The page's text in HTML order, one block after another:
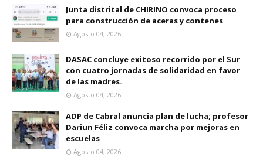
Junta distrital de CHIRINO convoca proceso
para construcción de aceras y contenes
Agosto 04, 2026
DASAC concluye exitoso recorrido por el Sur
con cuatro jornadas de solidaridad en favor
de las madres.
Agosto 04, 2026
ADP de Cabral anuncia plan de lucha; profesor
Dariun Féliz convoca marcha por mejoras en
escuelas
Agosto 04, 2026